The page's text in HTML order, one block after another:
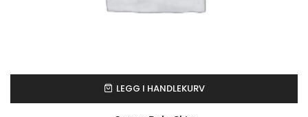
LEGG I HANDLEKURV